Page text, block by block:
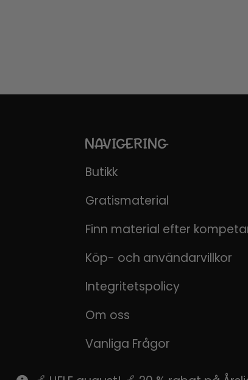
NAVIGERING
Butikk
Gratismaterial
Finn material efter
Köp- och användarvillkor
Integritetspolicy
Om oss
Vanliga Frågor